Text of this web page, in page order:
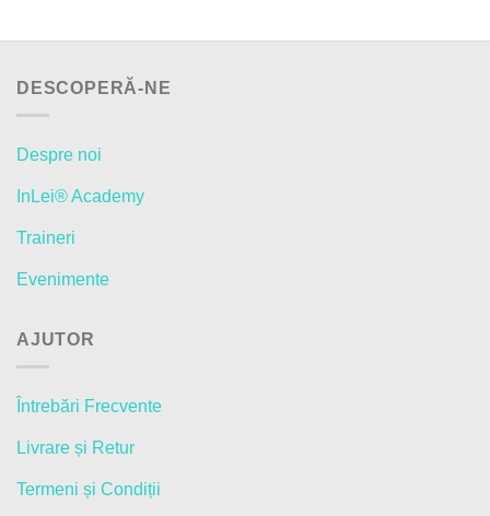
DESCOPERĂ-NE
Despre noi
InLei® Academy
Traineri
Evenimente
AJUTOR
Întrebări Frecvente
Livrare și Retur
Termeni și Condiții